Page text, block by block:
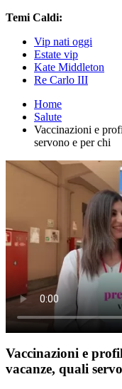
Temi Caldi:
Vip nati oggi
Estate vip
Kate Middleton
Re Carlo III
Home
Salute
Vaccinazioni e
servono e per chi
Vaccinazioni e
vacanze, quali